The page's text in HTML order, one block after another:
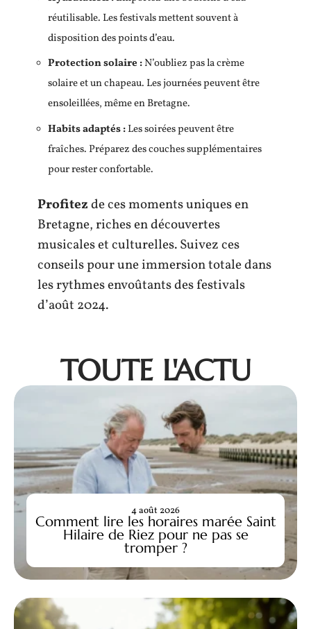
réutilisable. Les festivals mettent souvent à
disposition des points d’eau.
Protection solaire :N’oubliez pas la crème
solaire et un chapeau. Les journées peuvent être
ensoleillées, même en Bretagne.
Habits adaptés :Les soirées peuvent être
fraîches. Préparez des couches supplémentaires
pour rester confortable.
Profitezde ces moments uniques en
Bretagne, riches en découvertes
musicales et culturelles. Suivez ces
conseils pour une immersion totale dans
les rythmes envoûtants des festivals
d’août 2024.
TOUTE L'ACTU
Comment lire les horaires marée Saint
Hilaire de Riez pour ne pas se
tromper ?
4 août 2026